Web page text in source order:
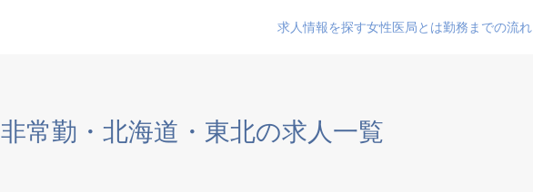
求人情報を探す女性医局とは勤務までの流れ
非常勤・北海道・東北の求人一覧